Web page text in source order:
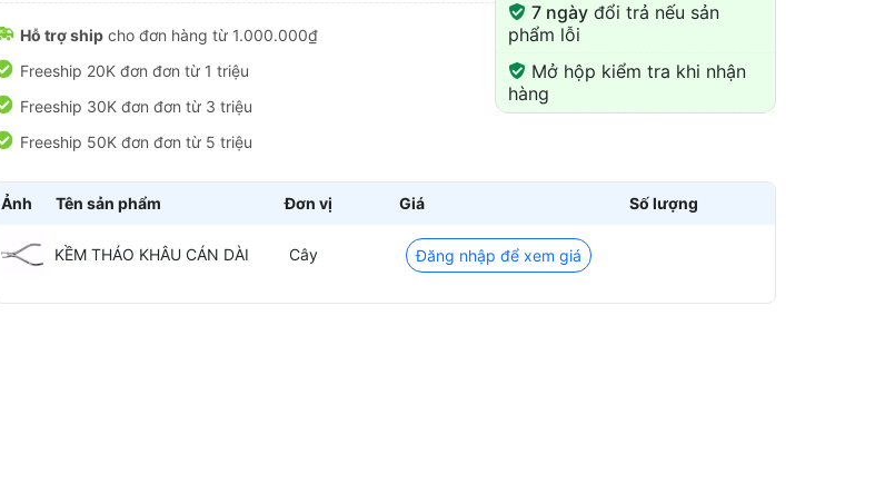
7 ngàyđổi trả nếu sản
phẩm lỗi
Mở hộp kiểm tra khi nhận
hàng
Hỗ trợ ship cho đơn hàng từ 1.000.000₫
Freeship 20K đơn đơn từ 1 triệu
Freeship 30K đơn đơn từ 3 triệu
Freeship 50K đơn đơn từ 5 triệu
Ảnh Tên sản phẩm Đơn vị Giá Số lượng
KỀM THÁO KHÂU CÁN DÀI Cây Đăng nhập để xem giá